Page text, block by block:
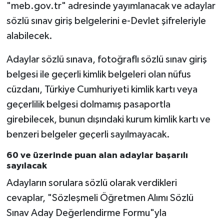
"meb.gov.tr" adresinde yayımlanacak ve adaylar
sözlü sınav giriş belgelerini e-Devlet şifreleriyle
alabilecek.
Adaylar sözlü sınava, fotoğraflı sözlü sınav giriş
belgesi ile geçerli kimlik belgeleri olan nüfus
cüzdanı, Türkiye Cumhuriyeti kimlik kartı veya
geçerlilik belgesi dolmamış pasaportla
girebilecek, bunun dışındaki kurum kimlik kartı ve
benzeri belgeler geçerli sayılmayacak.
60 ve üzerinde puan alan adaylar başarılı
sayılacak
Adayların sorulara sözlü olarak verdikleri
cevaplar, "Sözleşmeli Öğretmen Alımı Sözlü
Sınav Aday Değerlendirme Formu"yla